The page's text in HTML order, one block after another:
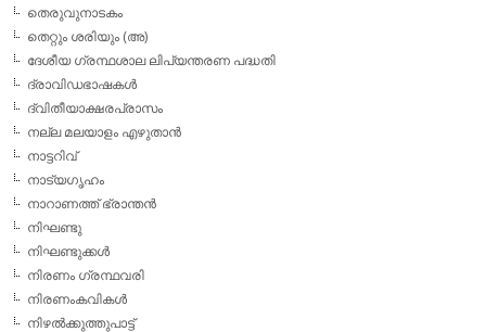
തെരുവുനാടകം
തെറ്റും ശരിയും (അ)
ദേശീയ ഗ്രന്ഥശാല ലിപ്യന്തരണ പദ്ധതി
ദ്രാവിഡഭാഷകള്‍
ദ്വിതീയാക്ഷരപ്രാസം
നല്ല മലയാളം എഴുതാന്‍
നാട്ടറിവ്
നാട്യഗൃഹം
നാറാണത്ത് ഭ്രാന്തന്‍
നിഘണ്ടു
നിഘണ്ടുക്കള്‍
നിരണം ഗ്രന്ഥവരി
നിരണംകവികള്‍
നിഴല്‍ക്കുത്തുപാട്ട്